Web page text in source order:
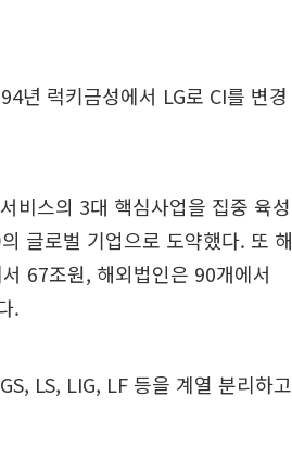
년 럭키금성에서 LG로 CI를 변경
비스의 3대 핵심사업을 집중 육성
글로벌 기업으로 도약했다. 또 해
67조원, 해외법인은 90개에서
.
LS, LIG, LF 등을 계열 분리하고